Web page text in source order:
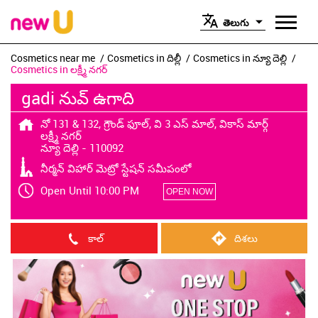
తెలుగు
Cosmetics near me Cosmetics in దిల్లీ
Cosmetics in న్యూ దెల్లి
Cosmetics in లక్ష్మీ నగర్
gadi నువ్ ఉగాది
నో 131 & 132, గ్రౌండ్ ఫూల్, వి 3 ఎస్ మాల్, వికాస్ మార్గ్
లక్ష్మీ నగర్
న్యూ దెల్లి - 110092
నీర్మన్ విహార్ మెట్రో స్టేషన్ సమీపంలో
Open Until 10:00 PM
OPEN NOW
కాల్ దిశలు
ఫీచర్డ్ బ్రాండ్స్